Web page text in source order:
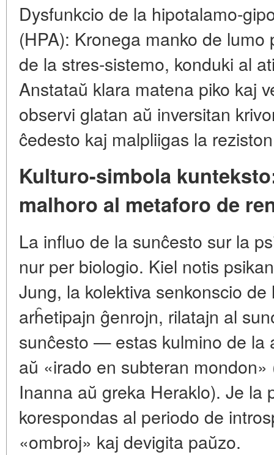
Dysfunkcio de la hipotalamo-
(HPA): Kronega manko de
de la stres-sistemo, konduki al
Anstataŭ klara matena piko kaj
observi glatan aŭ inversitan
ĉedesto kaj malpliigas la
Kulturo-simbola
malhoro al metaforo de
La influo de la sunĉesto sur la
nur per biologio. Kiel notis
Jung, la kolektiva senkonscio
arĥetipajn ĝenrojn, rilatajn al
sunĉesto — estas kulmino de la
aŭ «irado en subteran
Inanna aŭ greka Heraklo). Je la
korespondas al periodo de
«ombroj» kaj devigita paŭzo.